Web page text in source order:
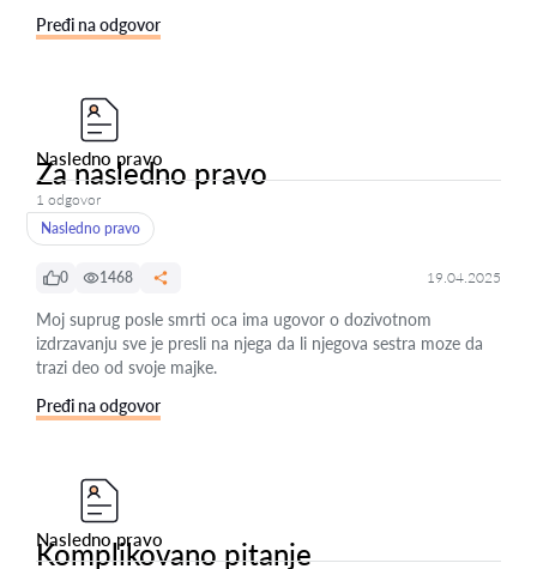
Pređi na odgovor
Nasledno pravo
Za nasledno pravo
1 odgovor
Nasledno pravo
0 1468 19.04.2025
Moj suprug posle smrti oca ima ugovor o dozivotnom
izdrzavanju sve je presli na njega da li njegova sestra moze da
trazi deo od svoje majke.
Pređi na odgovor
Nasledno pravo
Komplikovano pitanje